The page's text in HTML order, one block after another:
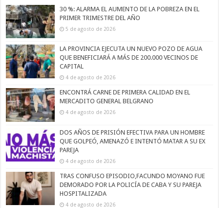
30 %: ALARMA EL AUMENTO DE LA POBREZA EN EL
PRIMER TRIMESTRE DEL AÑO
5 de agosto de 2026
LA PROVINCIA EJECUTA UN NUEVO POZO DE AGUA
QUE BENEFICIARÁ A MÁS DE 200.000 VECINOS DE
CAPITAL
4 de agosto de 2026
ENCONTRÁ CARNE DE PRIMERA CALIDAD EN EL
MERCADITO GENERAL BELGRANO
4 de agosto de 2026
DOS AÑOS DE PRISIÓN EFECTIVA PARA UN HOMBRE
QUE GOLPEÓ, AMENAZÓ E INTENTÓ MATAR A SU EX
PAREJA
4 de agosto de 2026
TRAS CONFUSO EPISODIO,FACUNDO MOYANO FUE
DEMORADO POR LA POLICÍA DE CABA Y SU PAREJA
HOSPITALIZADA
4 de agosto de 2026